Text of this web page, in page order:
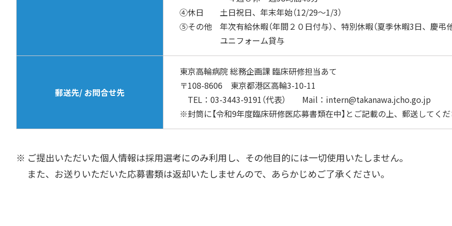
④休日 土日祝日、年末年始（12/29～1/3）
⑤その他 年次有給休暇（年間２０日付与）、特別休暇（夏季休暇3日、慶弔他
ユニフォーム貸与
郵送先/ お問合せ先
東京高輪病院 総務企画課 臨床研修担当あて
〒108-8606 東京都港区高輪3-10-11
TEL：03-3443-9191（代表） Mail：intern@takanawa.jcho.go.jp
※封筒に【令和9年度臨床研修医応募書類在中】とご記載の上、郵送してくだ
※ ご提出いただいた個人情報は採用選考にのみ利用し、その他目的には一切使用いたしません。
また、お送りいただいた応募書類は返却いたしませんので、あらかじめご了承ください。